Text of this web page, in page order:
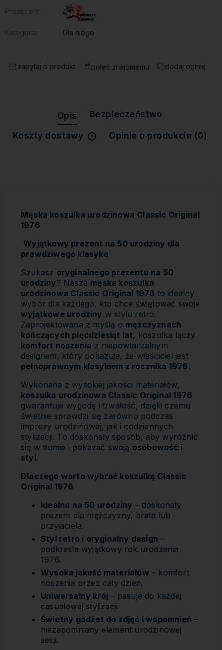
Dla niego
zapytaj o produkt poleć znajomemu dodaj opinię
Opis Bezpieczeństwo
Koszty dostawy
Cena nie zawiera ewentualnych
Opinie o produkcie (0)
Męska koszulka urodzinowa Classic Original
1976
Wyjątkowy prezent na 50 urodziny dla
prawdziwego klasyka
Szukasz oryginalnego prezentu na 50
urodziny? Nasza męska koszulka
urodzinowa Classic Original 1976 to idealny
wybór dla każdego, kto chce świętować swoje
wyjątkowe urodziny w stylu retro.
Zaprojektowana z myślą o mężczyznach
kończących pięćdziesiąt lat, koszulka łączy
komfort noszenia z niepowtarzalnym
designem, który pokazuje, że właściciel jest
pełnoprawnym klasykiem z rocznika 1976.
Wykonana z wysokiej jakości materiałów,
koszulka urodzinowa Classic Original 1976
gwarantuje wygodę i trwałość, dzięki czemu
świetnie sprawdzi się zarówno podczas
imprezy urodzinowej, jak i codziennych
stylizacji. To doskonały sposób, aby wyróżnić
się w tłumie i pokazać swoją osobowość i
styl.
Dlaczego warto wybrać koszulkę Classic
Original 1976
Idealna na 50 urodziny – doskonały
prezent dla mężczyzny, brata lub
przyjaciela.
Styl retro i oryginalny design –
podkreśla wyjątkowy rok urodzenia
1976.
Wysoka jakość materiałów – komfort
noszenia przez cały dzień.
Uniwersalny krój – pasuje do każdej
casualowej stylizacji.
Świetny gadżet do zdjęć i wspomnień –
niezapomniany element urodzinowej
sesji.